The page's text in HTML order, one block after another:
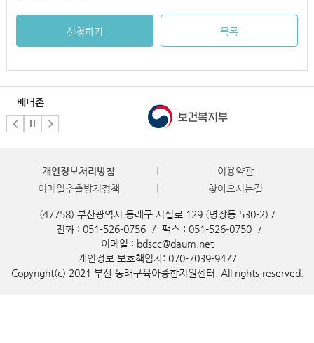
신청하기 목록
배너존
개인정보처리방침
이용약관
이메일추출방지정책
찾아오시는길
(47758) 부산광역시 동래구 시실로 129 (명장동 530-2) /
전화 : 051-526-0756
/ 팩스 : 051-526-0750
/
이메일 : bdscc@daum.net
개인정보 보호책임자: 070-7039-9477
Copyright(c) 2021 부산 동래구육아종합지원센터. All rights reserved.